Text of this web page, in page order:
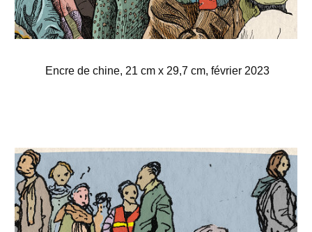
Encre de chine, 21 cm x 29,7 cm, février 2023